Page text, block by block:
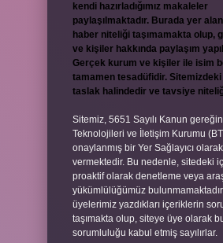
kendi hazırladığımız makaleler
paylaşılmaktadır. Burada yer
haber niteliği taşımamakta olup,
ve kişiler hakkında paylaşım
Gerçek kurum ve kişiler ile isim
tamamen tesadüfidir.
taslak halindedir ve tavsiye
Sitemiz, 5651 Sayılı Kanun
Teknolojileri ve İletişim Kurumu
onaylanmış bir Yer Sağlayıcı
vermektedir. Bu nedenle, sitedeki
proaktif olarak denetleme veya
yükümlülüğümüz
üyelerimiz yazdıkları içeriklerin
taşımakta olup, siteye üye olarak
sorumluluğu kabul etmiş sayılırlar.